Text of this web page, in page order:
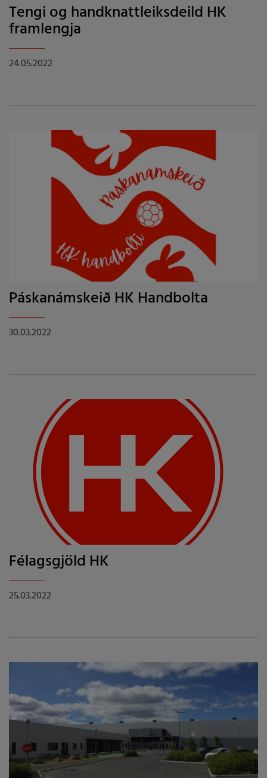
Tengi og handknattleiksdeild HK
framlengja
24.05.2022
Páskanámskeið HK Handbolta
30.03.2022
Félagsgjöld HK
25.03.2022